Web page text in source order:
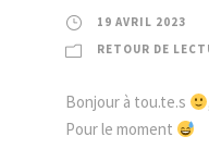
19 AVRIL 2023
RETOUR DE
Bonjour à tou.te.s
Pour le moment